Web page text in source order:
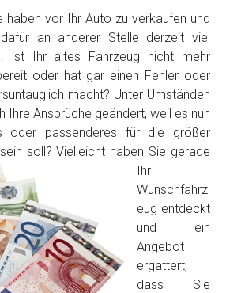
?*
haben vor Ihr Auto zu verkaufen und
an anderer Stelle derzeit viel
ist Ihr altes Fahrzeug nicht mehr
oder hat gar einen Fehler oder
macht? Unter Umständen
Ihre Ansprüche geändert, weil es nun
oder passenderes für die größer
soll? Vielleicht haben Sie gerade
Ihr
Wunschfahrz
eug entdeckt
und ein
Angebot
ergattert,
dass Sie